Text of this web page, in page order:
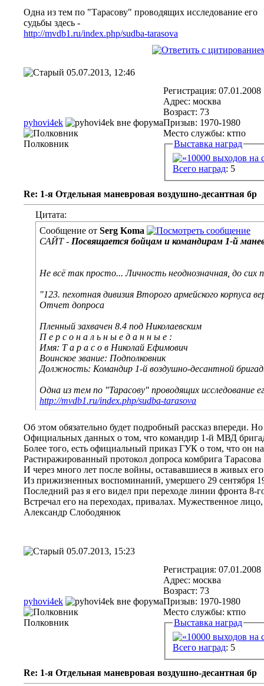
Одна из тем по "Тарасову" проводящих исследование его
судьбы здесь -
http://mvdb1.ru/index.php/sudba-tarasova
05.07.2013, 12:46
pyhovi4ek
Полковник
Регистрация: 07.01.2008
Адрес: москва
Возраст: 73
Призыв: 1970-1980
Место службы: ктпо
Выставка наград
Всего наград: 5
Re: 1-я Отдельная маневровая воздушно-десантная бр
Цитата:
Сообщение от Serg Koma
САЙТ - Посвящается бойцам и командирам 1-й
Не всё так просто... Личность неоднозначная, до сих
"123. пехотная дивизия Второго армейского корпуса
Отчет допроса
Пленный захвачен 8.4 под Николаевским
П е р с о н а л ь н ы е д а н н ы е :
Имя: Т а р а с о в Николай Ефимович
Воинское звание: Подполковник
Должность: Командир 1-й воздушно-десантной
Одна из тем по "Тарасову" проводящих исследование
http://mvdb1.ru/index.php/sudba-tarasova
Об этом обязательно будет подробный рассказ впереди.
Официальных данных о том, что командир 1-й МВД
Более того, есть официальный приказ ГУК о том, что он
Растиражированный протокол допроса комбрига
И через много лет после войны, остававшиеся в живых
Из прижизненных воспоминаний, умершего 29 сентября
Последний раз я его видел при переходе линии фронта 8-
Встречал его на переходах, привалах. Мужественное
Александр Слободянюк
05.07.2013, 15:23
pyhovi4ek
Полковник
Регистрация: 07.01.2008
Адрес: москва
Возраст: 73
Призыв: 1970-1980
Место службы: ктпо
Выставка наград
Всего наград: 5
Re: 1-я Отдельная маневровая воздушно-десантная бр